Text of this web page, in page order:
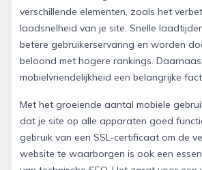
verschillende elementen, zoals het
laadsnelheid van je site. Snelle
betere gebruikerservaring en worden
beloond met hogere rankings.
mobielvriendelijkheid een belangrijke
Met het groeiende aantal mobiele
dat je site op alle apparaten goed
gebruik van een SSL-certificaat om de
website te waarborgen is ook een